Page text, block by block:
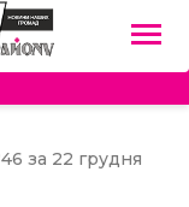
за 22 грудня